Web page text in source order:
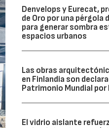
Denvelops y Eurecat,
de Oro por una pérgola
para generar sombra
espacios urbanos
Las obras
en Finlandia son
Patrimonio Mundial por
El vidrio aislante